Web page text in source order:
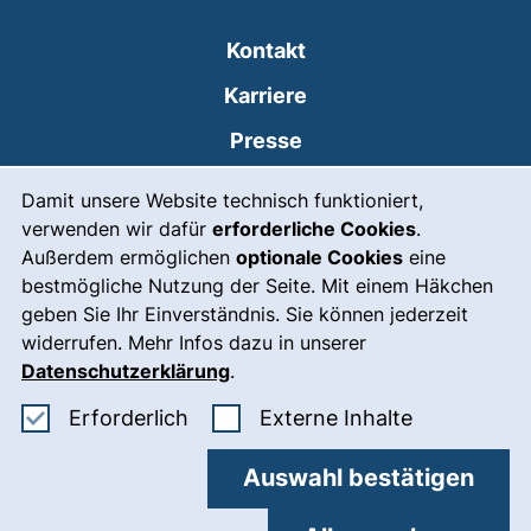
Damit unsere Website technisch funktioniert,
verwenden wir dafür erforderliche Cookies.
Außerdem ermöglichen optionale Cookies eine
bestmögliche Nutzung der Seite. Mit einem Häkchen
geben Sie Ihr Einverständnis. Sie können jederzeit
widerrufen. Mehr Infos dazu in unserer
Datenschutzerklärung.
Erforderlich Erforderliche Cookies akzeptieren
Externe Inhalte: Externe
Auswahl bestätigen
Kontakt
Karriere
Presse
Leichte Sprache
Gebärdensprache
Notfall(externer Link, öffnet
Impressum
Barrierefreiheit
Datenschutz